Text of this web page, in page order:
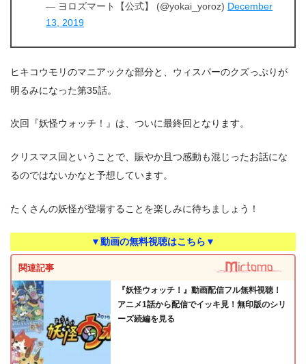
— ヨロズマート【公式】 (@yokai_yoroz) December
13, 2019
ヒキコウモリのマニアックな部分と、ウィスパーのクズっぷりが
明るみになった第35話。
次回『妖怪ウォッチ！』は、ついに最終回となります。
クリスマス回ということで、賑やか且つ感動も混じったお話にな
るのではないかなと予想しています。
たくさんの妖怪が登場することを楽しみに待ちましょう！
▼動画の無料視聴はこちら▼
関連記事
『妖怪ウォッチ！』動画配信フル無料視聴！
アニメ1話から配信でイッキ見！無印版のシリ
ーズ続編を見る